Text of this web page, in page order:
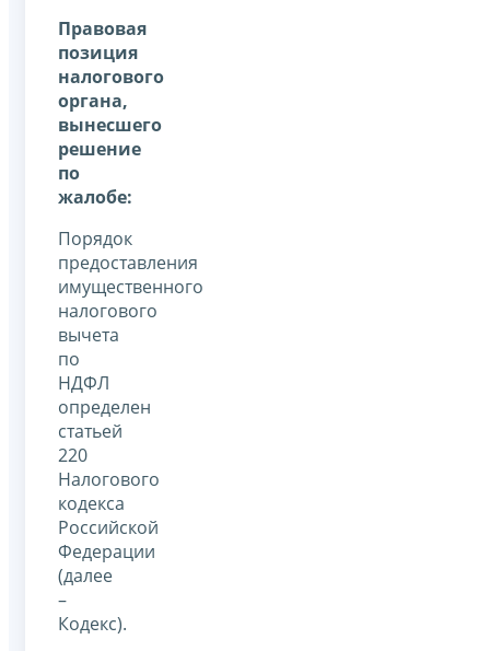
Правовая
позиция
налогового
органа,
вынесшего
решение
по
жалобе:
Порядок
предоставления
имущественного
налогового
вычета
по
НДФЛ
определен
статьей
220
Налогового
кодекса
Российской
Федерации
(далее
–
Кодекс).